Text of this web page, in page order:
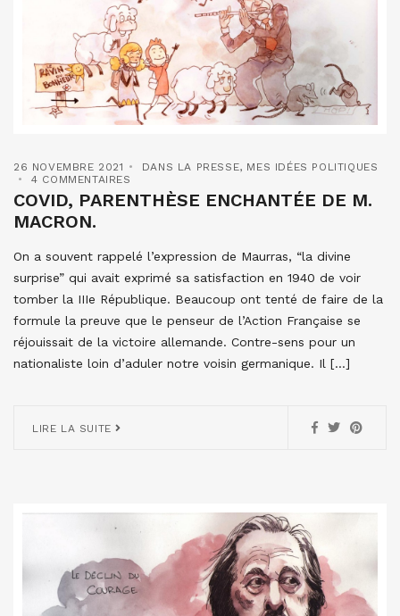
26 NOVEMBRE 2021 DANS LA PRESSE, MES IDÉES POLITIQUES
4 COMMENTAIRES
COVID, PARENTHÈSE ENCHANTÉE DE M.
MACRON.
On a souvent rappelé l’expression de Maurras, “la divine
surprise” qui avait exprimé sa satisfaction en 1940 de voir
tomber la IIIe République. Beaucoup ont tenté de faire de la
formule la preuve que le penseur de l’Action Française se
réjouissait de la victoire allemande. Contre-sens pour un
nationaliste loin d’aduler notre voisin germanique. Il […]
LIRE LA SUITE